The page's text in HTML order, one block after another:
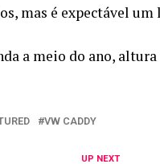
mas é expectável
a meio do ano,
VW CADDY
UP NEXT